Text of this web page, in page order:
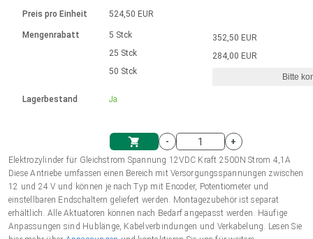
Einheitssystem
Einkaufswagen
Hubmagnete
230 - 50 Hz | 110 - 60 Hz
Drehzahlregelung für die AIS-Serie
Bürstenlose Gleichstrommotoren
mit Planetengetriebe und internem
Ø 28-42| 1-1400 rpm | <= 290Ncm
Bürstenlose DC Motor Controller
Gleichstrommotoren mit
Schneckengetriebe und Bürsten
Ø43-124mm | 31-425rpm | ≤ 41Nm
Treiber für Gleichstrommotoren mit
Synchron-Asynchron | für 1-4 Elektrozylinder
Synchron-Asynchron | für 1-4 Elektrozylinder
Français (EUR)
Polski (EUR)
Norsk (NOK)
Preis pro Einheit
Mengenrabatt
Lagerbestand
524,50 EUR
5 Stck
25 Stck
50 Stck
Ja
352,50 EUR
284,00 EUR
Bitte
-
+
Elektrozylinder für Gleichstrom Spannung 12VDC Kraft 2500N Strom 4,1A
Diese Antriebe umfassen einen Bereich mit Versorgungsspannungen zwischen
12 und 24 V und können je nach Typ mit Encoder, Potentiometer und
einstellbaren Endschaltern geliefert werden. Montagezubehör ist separat
erhältlich. Alle Aktuatoren können nach Bedarf angepasst werden. Häufige
Anpassungen sind Hublänge, Kabelverbindungen und Verkabelung. Lesen Sie